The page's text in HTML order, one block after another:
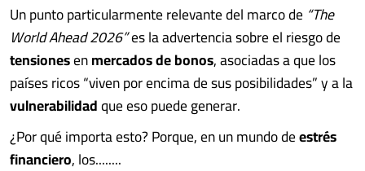
Un punto particularmente relevante del marco de “The
World Ahead 2026”es la advertencia sobre el riesgo de
tensionesenmercados de bonos, asociadas a que los
países ricos “viven por encima de sus posibilidades” y a la
vulnerabilidadque eso puede generar.
¿Por qué importa esto? Porque, en un mundo deestrés
financiero, los........